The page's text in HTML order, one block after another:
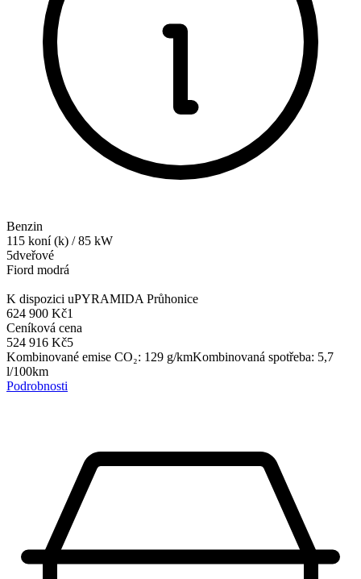
Benzin
115 koní (k) / 85 kW
5dveřové
Fiord modrá
K dispozici uPYRAMIDA Průhonice
624 900 Kč1
Ceníková cena
524 916 Kč5
Kombinované emise CO₂: 129 g/kmKombinovaná spotřeba: 5,7
l/100km
Podrobnosti